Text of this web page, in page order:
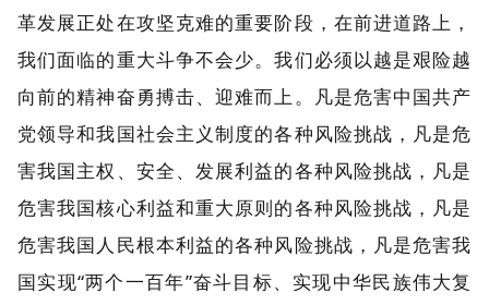
革发展正处在攻坚克难的重要阶段，在前进道路上，
我们面临的重大斗争不会少。我们必须以越是艰险越
向前的精神奋勇搏击、迎难而上。凡是危害中国共产
党领导和我国社会主义制度的各种风险挑战，凡是危
害我国主权、安全、发展利益的各种风险挑战，凡是
危害我国核心利益和重大原则的各种风险挑战，凡是
危害我国人民根本利益的各种风险挑战，凡是危害我
国实现“两个一百年”奋斗目标、实现中华民族伟大复